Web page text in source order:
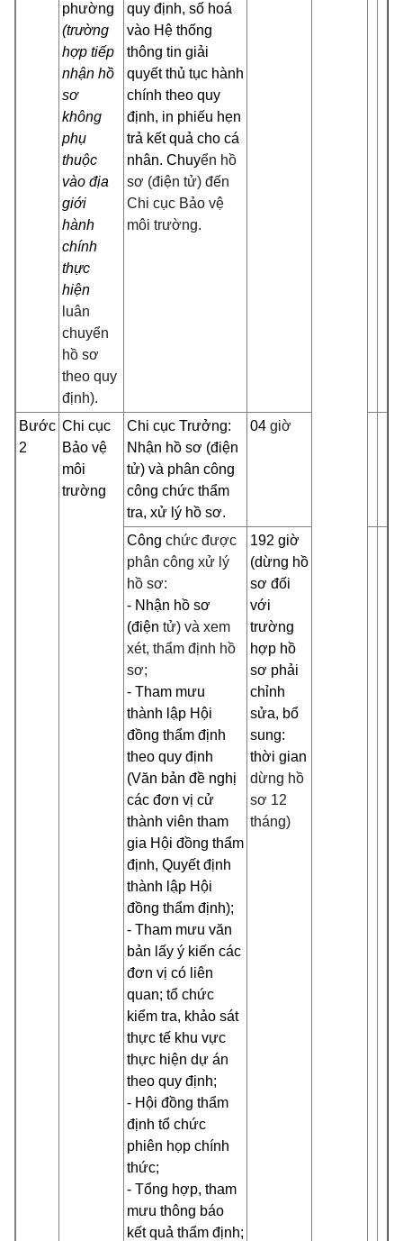
phường
(trường
hợp tiếp
nhận hồ
sơ
không
phụ
thuộc
vào địa
giới
hành
chính
thực
hiện
luân
chuyển
hồ sơ
theo quy
định).
quy định, số hoá
vào Hệ thống
thông tin giải
quyết thủ tục hành
chính theo quy
định, in phiếu hẹn
trả kết quả cho cá
nhân. Chuyển hồ
sơ (điện tử) đến
Chi cục Bảo vệ
môi trường.
Bước
2
Chi cục
Bảo vệ
môi
trường
Chi cục Trưởng:
Nhận hồ sơ (điện
tử) và phân công
công chức thẩm
tra, xử lý hồ sơ.
04 giờ
Công chức được
phân công xử lý
hồ sơ:
- Nhận hồ sơ
(điện tử) và xem
xét, thẩm định hồ
sơ;
- Tham mưu
thành lập Hội
đồng thẩm định
theo quy định
(Văn bản đề nghị
các đơn vị cử
thành viên tham
gia Hội đồng thẩm
định, Quyết định
thành lập Hội
đồng thẩm định);
- Tham mưu văn
bản lấy ý kiến các
đơn vị có liên
quan; tổ chức
kiểm tra, khảo sát
thực tế khu vực
thực hiện dự án
theo quy định;
- Hội đồng thẩm
định tổ chức
phiên họp chính
thức;
- Tổng hợp, tham
mưu thông báo
kết quả thẩm định;
192 giờ
(dừng hồ
sơ đối
với
trường
hợp hồ
sơ phải
chỉnh
sửa, bổ
sung:
thời gian
dừng hồ
sơ 12
tháng)